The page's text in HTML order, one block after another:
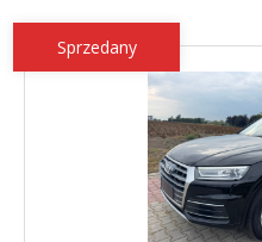
Sprzedany